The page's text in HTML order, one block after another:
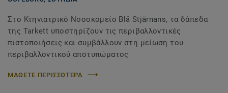
Στο Κτηνιατρικό Νοσοκομείο Blå Stjärnans, τα δάπεδα
της Tarkett υποστηρίζουν τις περιβαλλοντικές
πιστοποιήσεις και συμβάλλουν στη μείωση του
περιβαλλοντικού αποτυπώματος
ΜΑΘΕΤΕ ΠΕΡΙΣΣΟΤΕΡΑ